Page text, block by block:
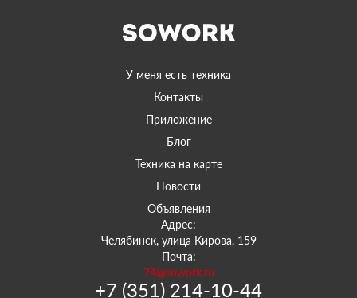
У меня есть техника
Контакты
Приложение
Блог
Техника на карте
Новости
Объявления
Адрес:
Челябинск, улица Кирова, 159
Почта:
74@sowork.ru
+7 (351) 214-10-44